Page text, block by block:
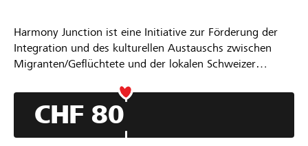
Harmony Junction ist eine Initiative zur Förderung der
Integration und des kulturellen Austauschs zwischen
Migranten/Geflüchtete und der lokalen Schweizer
der Menschen mit unterschiedlichem Hintergrund an der
Schnittstelle der Kulturen zusammenkommen und
verschiedene Aktivitäten durchführen. Ziel des Projekts
CHF 80